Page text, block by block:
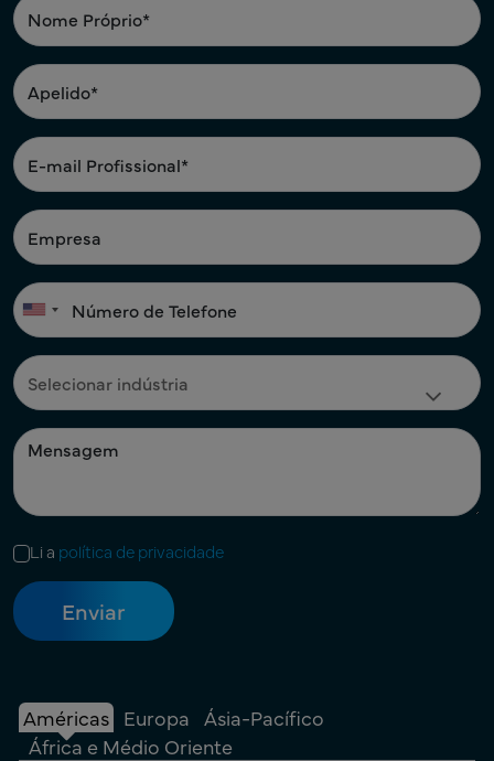
Li a política de privacidade
Américas Europa Ásia-Pacífico
África e Médio Oriente